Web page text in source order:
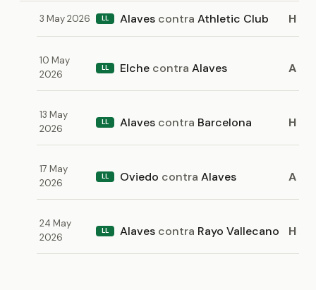
3 May 2026 LL Alaves contra Athletic Club H
10 May
2026
LL Elche contra Alaves A
13 May
2026
LL Alaves contra Barcelona H
17 May
2026
LL Oviedo contra Alaves A
24 May
2026
LL Alaves contra Rayo Vallecano H